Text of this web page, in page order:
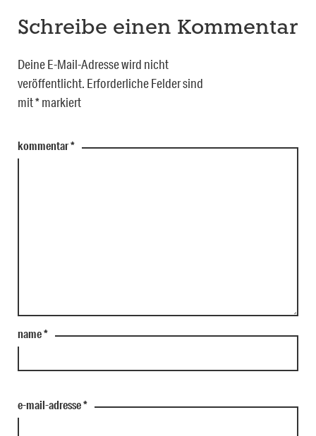
Schreibe einen Kommentar
Deine E-Mail-Adresse wird nicht
veröffentlicht. Erforderliche Felder sind
mit*markiert
kommentar*
name*
e-mail-adresse*